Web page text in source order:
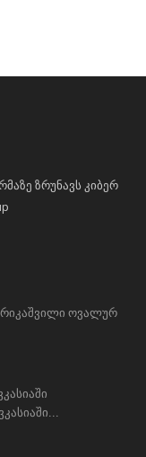
ზრუნავს კიბერ
ოვალურ